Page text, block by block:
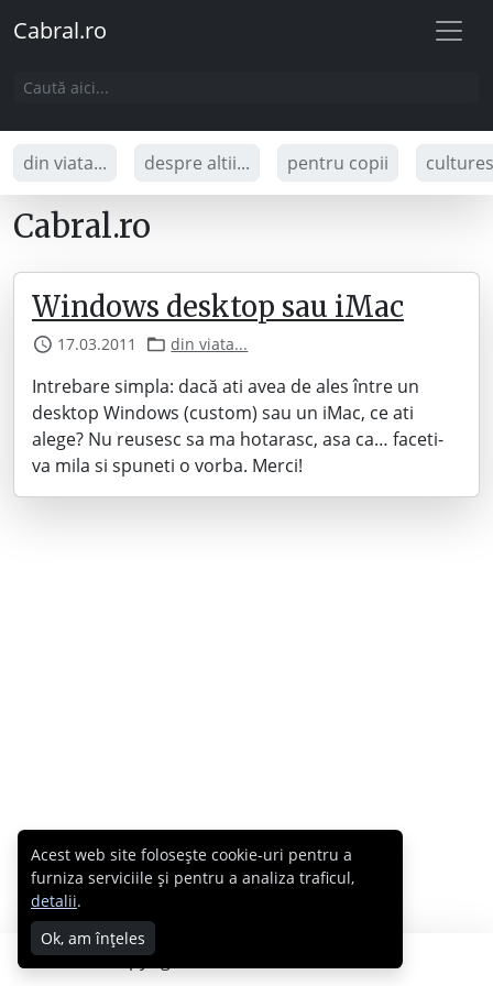
Cabral.ro
din viata... despre altii... pentru copii
Cabral.ro
Windows desktop sau iMac
17.03.2011 din viata...
Intrebare simpla: dacă ati avea de ales între un
desktop Windows (custom) sau un iMac, ce ati
alege? Nu reusesc sa ma hotarasc, asa ca… faceti-
va mila si spuneti o vorba. Merci!
Copyright © 2007 - 2026 Cabral.ro
Acest web site folosește cookie-uri pentru a
furniza serviciile și pentru a analiza traficul,
detalii.
Ok, am înțeles